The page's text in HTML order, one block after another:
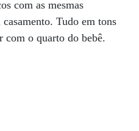
com as mesmas
casamento. Tudo em tons
com o quarto do bebê.